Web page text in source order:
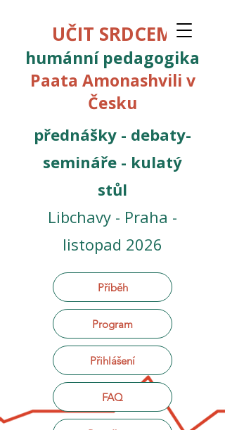
UČIT SRDCEM
humánní pedagogika
Paata Amonashvili v
Česku
přednášky - debaty-
semináře - kulatý
stůl
Libchavy - Praha -
listopad 2026
Příběh
Program
Přihlášení
FAQ